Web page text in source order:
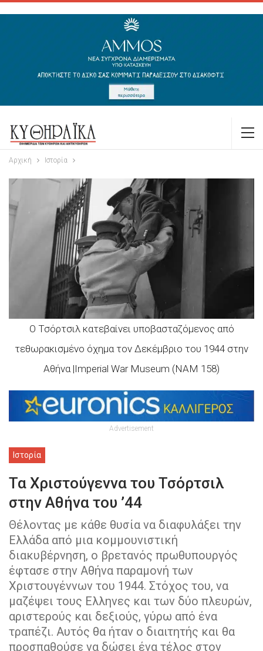
Αρχική Ιστορία
Ο Τσόρτσιλ κατεβαίνει υποβασταζόμενος από
τεθωρακισμένο όχημα τον Δεκέμβριο του 1944 στην
Αθήνα |Imperial War Μuseum (NAM 158)
Advertisement
Ιστορία
Τα Χριστούγεννα του Τσόρτσιλ
στην Αθήνα του ’44
Θέλοντας με κάθε θυσία να διαφυλάξει την
Ελλάδα από μια κομμουνιστική
διακυβέρνηση, ο βρετανός πρωθυπουργός
έφτασε στην Αθήνα παραμονή των
Χριστουγέννων του 1944. Στόχος του, να
μαζέψει τους Ελληνες και των δύο πλευρών,
αριστερούς και δεξιούς, γύρω από ένα
τραπέζι. Αυτός θα ήταν ο διαιτητής και θα
προσπαθούσε να δώσει ένα τέλος στον